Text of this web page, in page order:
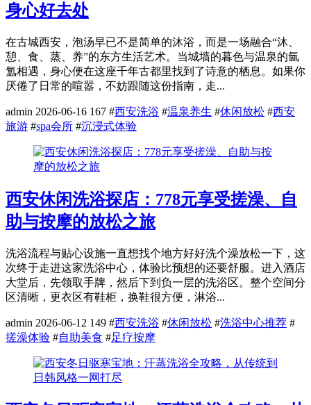
身心好去处
在古城西安，泡汤早已不是简单的沐浴，而是一场融合“沐、
憩、食、蒸、养”的东方生活艺术。当城墙的暮色与温泉的氤
氲相遇，身心便在这座千年古都里找到了诗意的栖息。如果你
厌倦了日常的喧嚣，不妨跟随这份指南，走...
admin 2026-06-16 167 #西安洗浴 #温泉养生 #休闲放松 #西安
旅游 #spa会所 #沉浸式体验
西安休闲洗浴探店：778元享受搓澡、自
助与按摩的放松之旅
洗浴流程与贴心设施一直想找个地方好好洗个澡放松一下，这
次终于走进这家洗浴中心，体验比预想的还要舒服。进入酒店
大堂后，先领取手牌，然后下到负一层的洗浴区。整个空间分
区清晰，更衣区有鞋柜，换鞋很方便，淋浴...
admin 2026-06-12 149 #西安洗浴 #休闲放松 #洗浴中心推荐 #
搓澡体验 #自助美食 #足疗按摩